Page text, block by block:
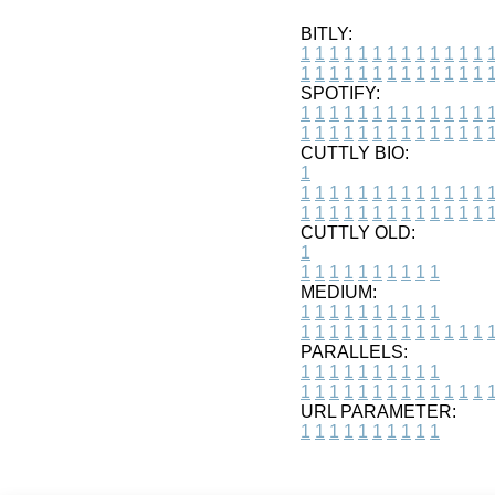
BITLY:
1 1 1 1 1 1 1 1 1 1 1 1 1 1
1 1 1 1 1 1 1 1 1 1 1 1 1 1
SPOTIFY:
1 1 1 1 1 1 1 1 1 1 1 1 1 1
1 1 1 1 1 1 1 1 1 1 1 1 1 1
CUTTLY BIO:
1
1 1 1 1 1 1 1 1 1 1 1 1 1 1
1 1 1 1 1 1 1 1 1 1 1 1 1 1
CUTTLY OLD:
1
1 1 1 1 1 1 1 1 1 1
MEDIUM:
1 1 1 1 1 1 1 1 1 1
1 1 1 1 1 1 1 1 1 1 1 1 1 1
PARALLELS:
1 1 1 1 1 1 1 1 1 1
1 1 1 1 1 1 1 1 1 1 1 1 1 1
URL PARAMETER:
1 1 1 1 1 1 1 1 1 1